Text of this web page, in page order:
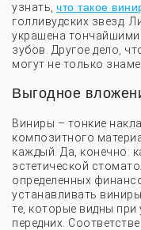
узнать, что такое
голливудских звезд.
украшена
зубов. Другое дело,
могут не только
Выгодное
Виниры – тонкие
композитного
каждый. Да, конечно:
эстетической
определенных
устанавливать
те, которые видны
передних.
Официальная
Налоговый вычет
Детская стоматология
Диагностика
Хирургия
Профессиональная